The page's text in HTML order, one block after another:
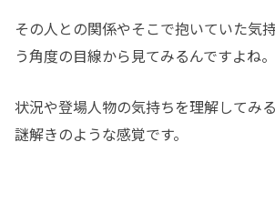
その人との関係やそこで抱いていた気
う角度の目線から見てみるんですよね。
状況や登場人物の気持ちを理解してみ
謎解きのような感覚です。